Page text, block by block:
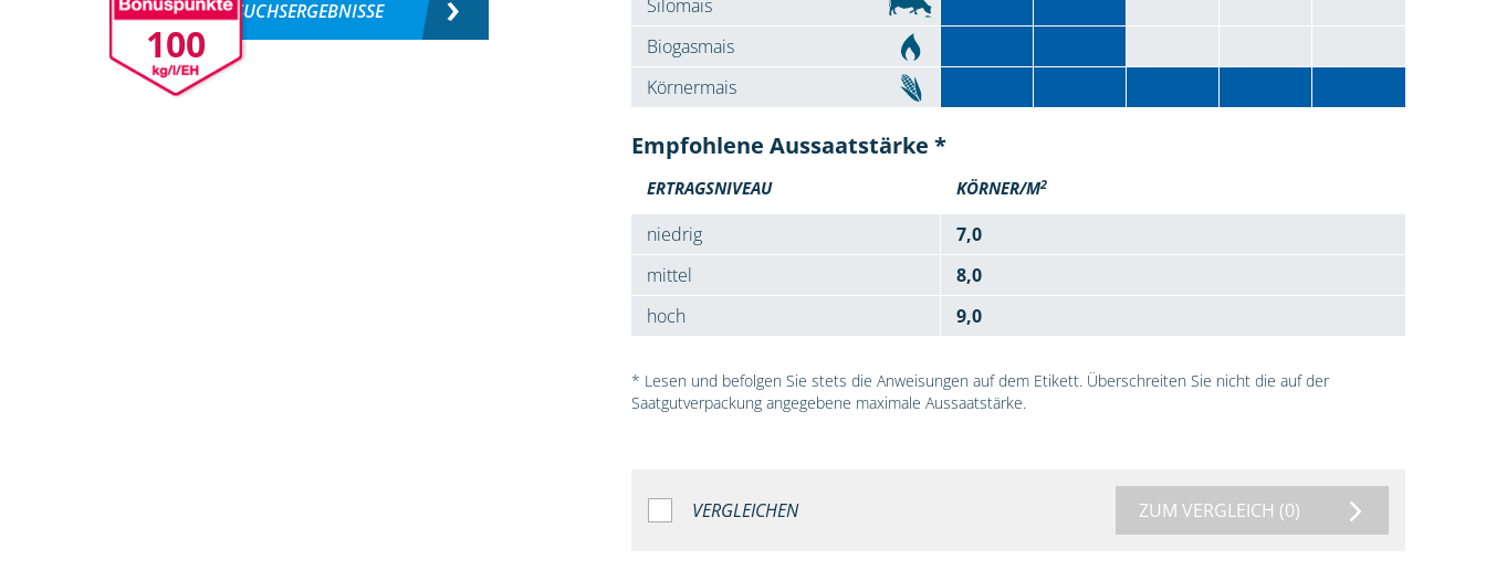
100
VERSUCHSERGEBNISSE
Silomais
Biogasmais
Körnermais
Empfohlene Aussaatstärke *
ERTRAGSNIVEAU KÖRNER/M2
niedrig
7,0
mittel
8,0
hoch
9,0
* Lesen und befolgen Sie stets die Anweisungen auf dem Etikett. Überschreiten Sie nicht die auf der
Saatgutverpackung angegebene maximale Aussaatstärke.
VERGLEICHEN ZUM VERGLEICH (0)